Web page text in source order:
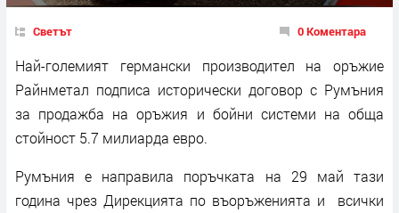
Светът 0 Коментара
Най-големият германски производител на оръжие
Райнметал подписа исторически договор с Румъния
за продажба на оръжия и бойни системи на обща
стойност 5.7 милиарда евро.
Румъния е направила поръчката на 29 май тази
година чрез Дирекцията по въоръженията и всички